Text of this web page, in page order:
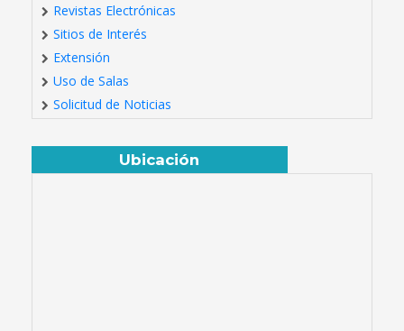
Revistas Electrónicas
Sitios de Interés
Extensión
Uso de Salas
Solicitud de Noticias
Ubicación